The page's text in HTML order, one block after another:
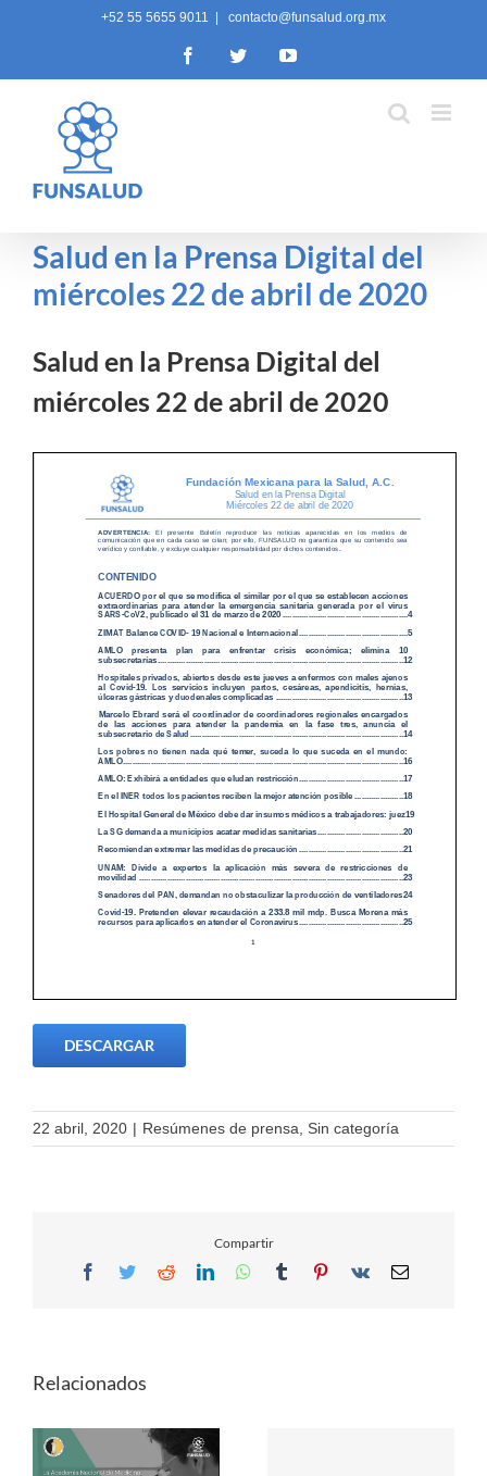
+52 55 5655 9011 contacto@funsalud.org.mx
FacebookTwitterYouTube
Salud en la Prensa Digital del
miércoles 22 de abril de 2020
Salud en la Prensa Digital del
miércoles 22 de abril de 2020
DESCARGAR
22 abril, 2020 | Resúmenes de prensa, Sin categoría
Compartir
Facebook
TwitterRedditLinkedInWhatsApp
TumblrPinterest
Vk Email
Relacionados